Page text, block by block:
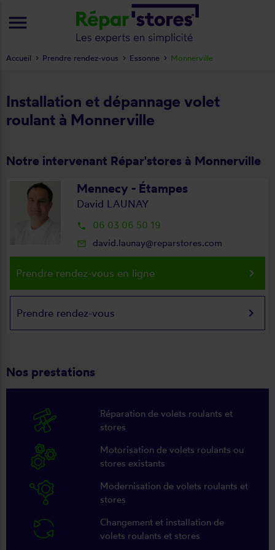
Installation et dépannage volet
roulant à Monnerville
Notre intervenant Répar'stores à Monnerville
Mennecy - Étampes
David LAUNAY
local_phone 06 03 06 50 19
mail_outline david.launay@reparstores.com
Prendre rendez-vous en ligne keyboard_arrow_right
Prendre rendez-vous keyboard_arrow_right
Nos prestations
Réparation de volets roulants et
stores
Motorisation de volets roulants ou
stores existants
Modernisation de volets roulants et
stores
Changement et installation de
volets roulants et stores
Accueil Prendre rendez-vous Essonne Monnerville
menu